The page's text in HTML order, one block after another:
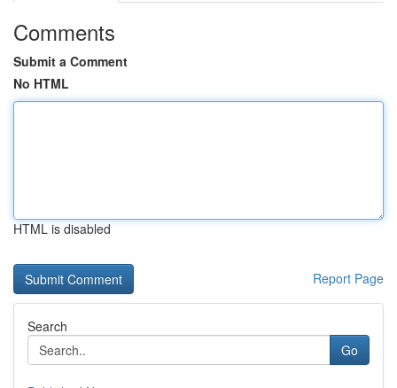
Comments
Submit a Comment
No HTML
HTML is disabled
Report Page
Search
Go